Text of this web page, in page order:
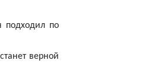
подходил по
верной